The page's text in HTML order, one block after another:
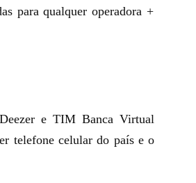
para qualquer operadora +
e TIM Banca Virtual
telefone celular do país e o